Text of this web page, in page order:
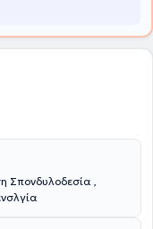
Σπονδυλοδεσία ,